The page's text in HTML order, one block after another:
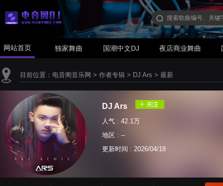
网站首页 独家舞曲 国潮中文DJ 夜店商业舞曲
目前位置： 电音阁音乐网 > 作者专辑 > DJ Ars > 最新
DJ Ars
人气 : 42.1万
地区 : --
更新时间 : 2026/04/18